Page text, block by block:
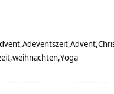
Adeventszeit Advent
weihnachten Yoga